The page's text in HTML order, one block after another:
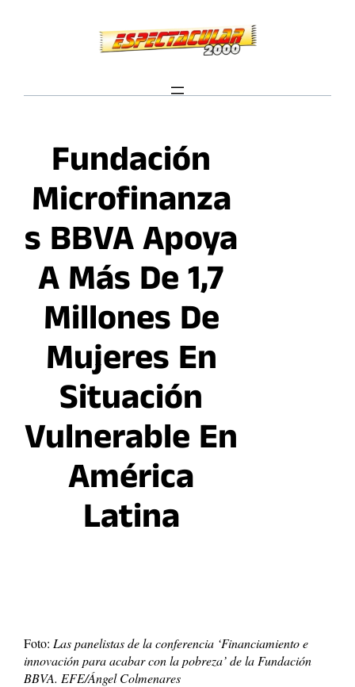
Fundación
Microfinanza
S BBVA Apoya
A Más De 1,7
Millones De
Mujeres En
Situación
Vulnerable En
América
Latina
Foto: Las panelistas de la conferencia ‘Financiamiento e
innovación para acabar con la pobreza’ de la Fundación
BBVA. EFE/Ángel Colmenares